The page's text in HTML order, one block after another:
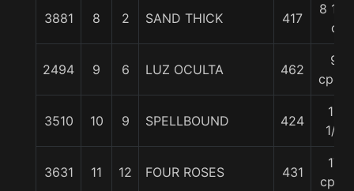
3881 8 2 SAND THICK 417
8 1/4
c
2494 9 6 LUZ OCULTA 462
9
cpos.
3510 10 9 SPELLBOUND 424
10
1/4
3631 11 12 FOUR ROSES 431
17
cpos